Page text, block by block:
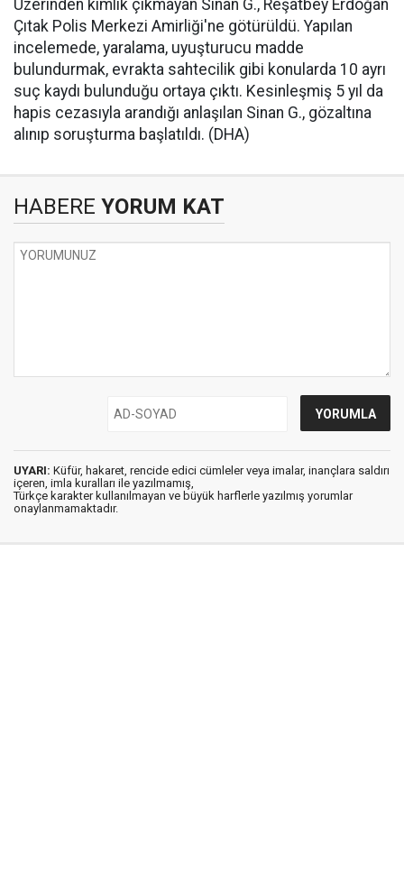
Üzerinden kimlik çıkmayan Sinan G., Reşatbey Erdoğan
Çıtak Polis Merkezi Amirliği'ne götürüldü. Yapılan
incelemede, yaralama, uyuşturucu madde
bulundurmak, evrakta sahtecilik gibi konularda 10 ayrı
suç kaydı bulunduğu ortaya çıktı. Kesinleşmiş 5 yıl da
hapis cezasıyla arandığı anlaşılan Sinan G., gözaltına
alınıp soruşturma başlatıldı. (DHA)
HABERE YORUM KAT
UYARI: Küfür, hakaret, rencide edici cümleler veya imalar, inançlara saldırı
içeren, imla kuralları ile yazılmamış,
Türkçe karakter kullanılmayan ve büyük harflerle yazılmış yorumlar
onaylanmamaktadır.